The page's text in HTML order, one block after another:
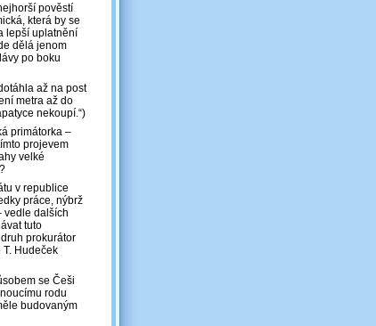
pověstí
která by se
lepší uplatnění
dělá jenom
po boku
až na post
metra až do
nekoupí.“)
primátorka –
projevem
velké
v republice
práce, nýbrž
vedle dalších
tuto
prokurátor
T. Hudeček
se Češi
rodu
budovaným